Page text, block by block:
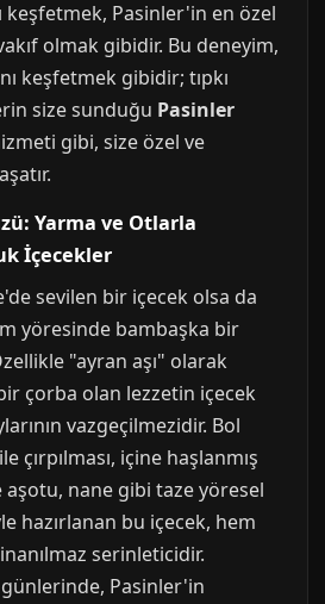
keşfetmek, Pasinler'in en özel
olmak gibidir. Bu deneyim,
keşfetmek gibidir; tıpkı
size sunduğu Pasinler
gibi, size özel ve
Yarma ve Otlarla
İçecekler
sevilen bir içecek olsa da
yöresinde bambaşka bir
"ayran aşı" olarak
çorba olan lezzetin içecek
vazgeçilmezidir. Bol
çırpılması, içine haşlanmış
aşotu, nane gibi taze yöresel
hazırlanan bu içecek, hem
serinleticidir.
günlerinde, Pasinler'in